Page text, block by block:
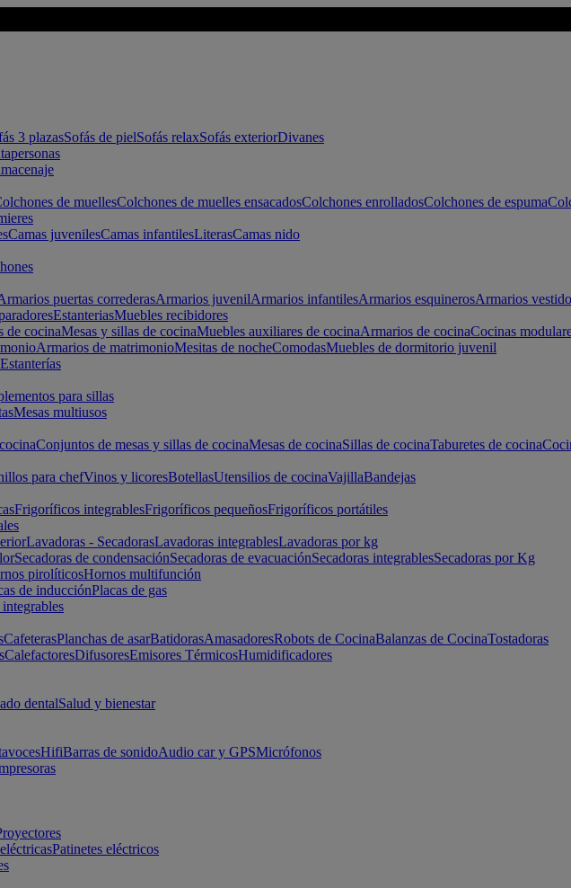
3 plazasSofás de pielSofás relaxSofás exteriorDivanes
de muellesColchones de muelles ensacadosColchones enrolladosColchones de espuma
Camas juvenilesCamas infantilesLiterasCamas nido
puertas correderasArmarios juvenilArmarios infantilesArmarios esquinerosArmarios
EstanteriasMuebles recibidores
de cocinaMesas y sillas de cocinaMuebles auxiliares de cocinaArmarios de cocinaCocinas
Armarios de matrimonioMesitas de nocheComodasMuebles de dormitorio juvenil
Estanterías
para sillas
Mesas multiusos
Conjuntos de mesas y sillas de cocinaMesas de cocinaSillas de cocinaTaburetes de cocina
para chefVinos y licoresBotellasUtensilios de cocinaVajillaBandejas
Frigoríficos integrablesFrigoríficos pequeñosFrigoríficos portátiles
Lavadoras - SecadorasLavadoras integrablesLavadoras por kg
Secadoras de condensaciónSecadoras de evacuaciónSecadoras integrablesSecadoras por Kg
pirolíticosHornos multifunción
de inducciónPlacas de gas
CafeterasPlanchas de asarBatidorasAmasadoresRobots de CocinaBalanzas de CocinaTostadoras
CalefactoresDifusoresEmisores TérmicosHumidificadores
dentalSalud y bienestar
HifiBarras de sonidoAudio car y GPSMicrófonos
Patinetes eléctricos